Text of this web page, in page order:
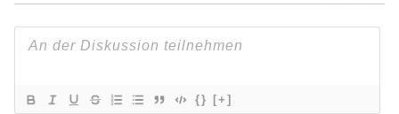
{} [+]